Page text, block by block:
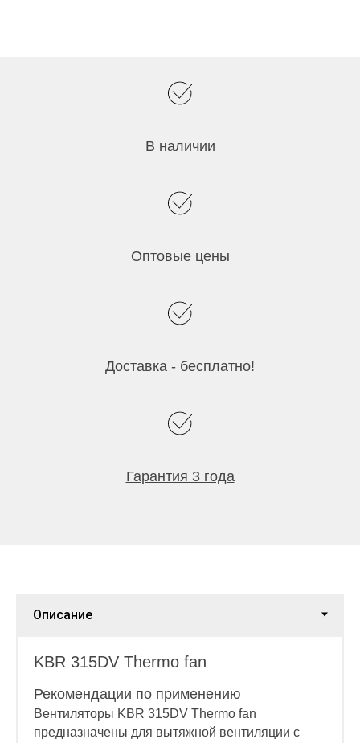
В наличии
Оптовые цены
Доставка - бесплатно!
Гарантия 3 года
KBR 315DV Thermo fan
Рекомендации по применению
Вентиляторы KBR 315DV Thermo fan
предназначены для вытяжной вентиляции с